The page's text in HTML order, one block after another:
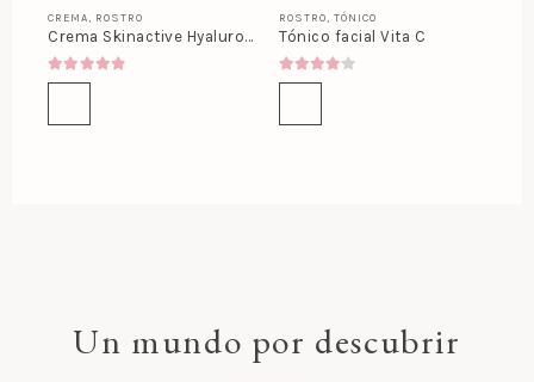
CREMA ROSTRO
Crema Skinactive Hyaluronic 8D
4.80out of 5
ROSTRO TÓNICO
Tónico facial Vita C
4.00out of 5
Un mundo por descubrir